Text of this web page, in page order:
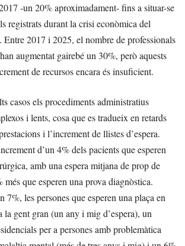
-un 20% aproximadament- fins a situar-se
registrats durant la crisi econòmica del
2017 i 2025, el nombre de professionals
augmentat gairebé un 30%, però aquests
de recursos encara és insuficient.
casos els procediments administratius
i lents, cosa que es tradueix en retards
i l’increment de llistes d’espera.
d’un 4% dels pacients que esperen
amb una espera mitjana de prop de
que esperen una prova diagnòstica.
7%, les persones que esperen una plaça en
la gent gran (un any i mig d’espera), un
per a persones amb problemàtica